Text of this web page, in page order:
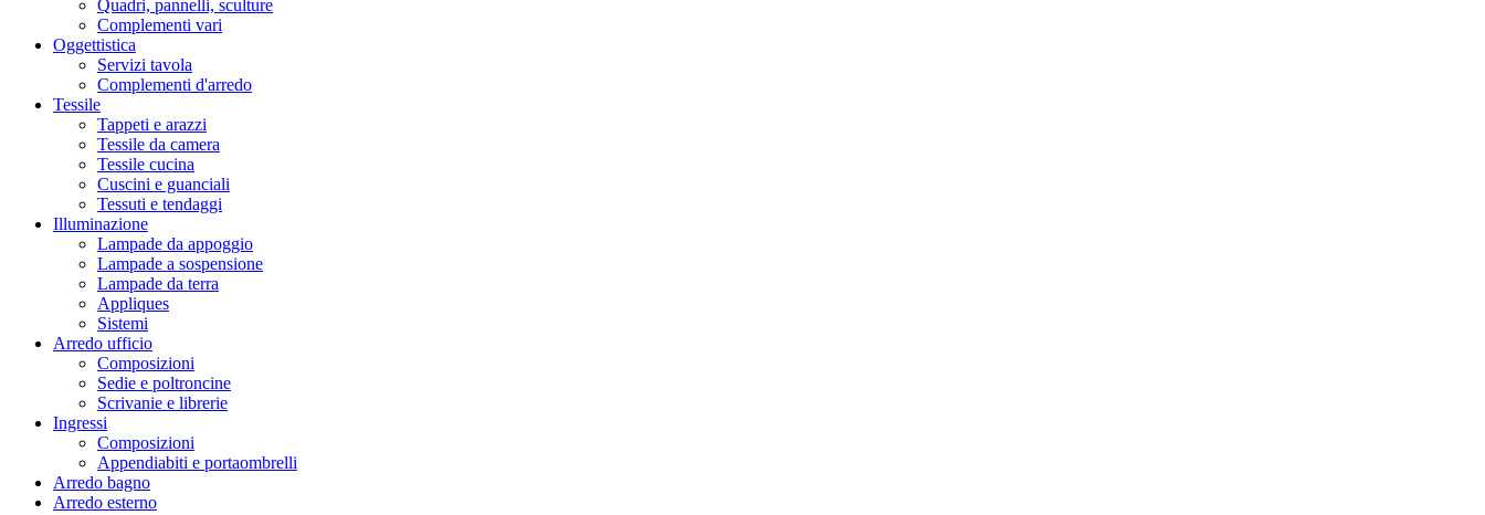
Quadri, pannelli, sculture
Complementi vari
Oggettistica
Servizi tavola
Complementi d'arredo
Tessile
Tappeti e arazzi
Tessile da camera
Tessile cucina
Cuscini e guanciali
Tessuti e tendaggi
Illuminazione
Lampade da appoggio
Lampade a sospensione
Lampade da terra
Appliques
Sistemi
Arredo ufficio
Composizioni
Sedie e poltroncine
Scrivanie e librerie
Ingressi
Composizioni
Appendiabiti e portaombrelli
Arredo bagno
Arredo esterno